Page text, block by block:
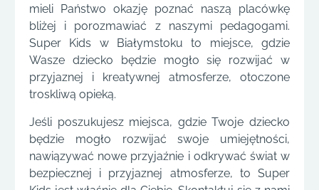
mieli Państwo okazję poznać naszą placówkę
bliżej i porozmawiać z naszymi pedagogami.
Super Kids w Białymstoku to miejsce, gdzie
Wasze dziecko będzie mogło się rozwijać w
przyjaznej i kreatywnej atmosferze, otoczone
troskliwą opieką.
Jeśli poszukujesz miejsca, gdzie Twoje dziecko
będzie mogło rozwijać swoje umiejętności,
nawiązywać nowe przyjaźnie i odkrywać świat w
bezpiecznej i przyjaznej atmosferze, to Super